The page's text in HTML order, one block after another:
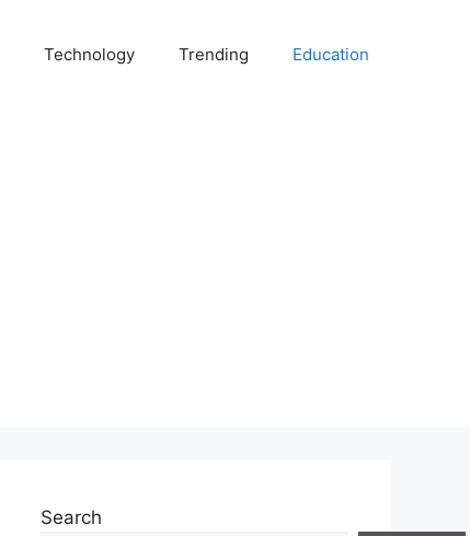
Technology Trending Education
Search